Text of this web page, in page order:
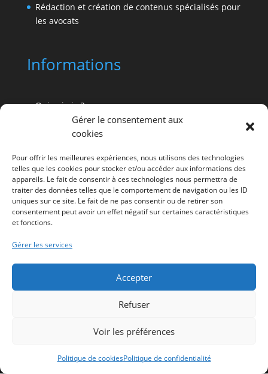
Gérer le consentement aux
cookies
Pour offrir les meilleures expériences, nous utilisons des technologies
telles que les cookies pour stocker et/ou accéder aux informations des
appareils. Le fait de consentir à ces technologies nous permettra de
traiter des données telles que le comportement de navigation ou les ID
uniques sur ce site. Le fait de ne pas consentir ou de retirer son
consentement peut avoir un effet négatif sur certaines caractéristiques
et fonctions.
Gérer les services
Accepter
Refuser
Voir les préférences
Politique de cookiesPolitique de confidentialité
Rédaction et création de contenus spécialisés pour
les avocats
Informations
Qui suis-je ?
Pourquoi Advocatus ?
Vos questions sur la communication de profession
de droit
La veille et les dernières actus
Prise de RDV gratuit
Contact agence communication avocat
Demande devis site internet avocat
Mes Conseils
LinkedIn Advocatus